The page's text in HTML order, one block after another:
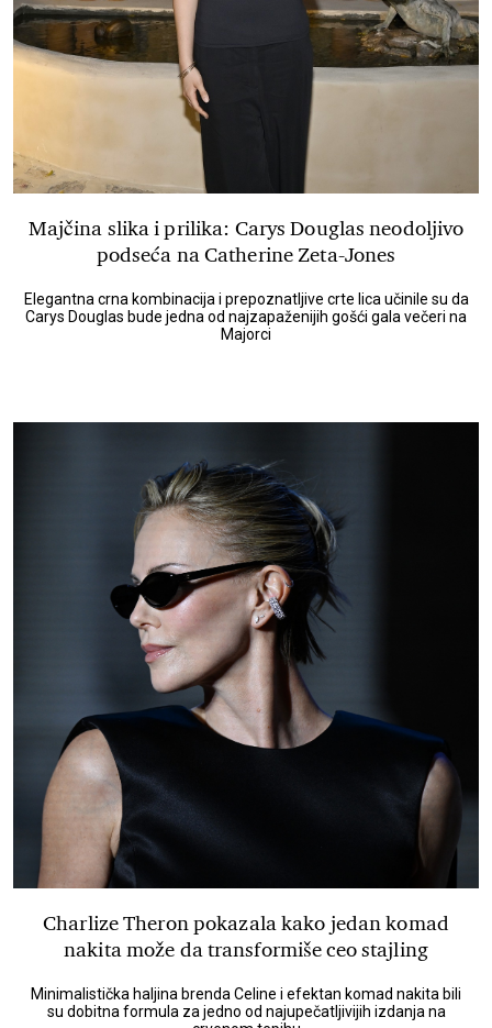
Majčina slika i prilika: Carys Douglas neodoljivo
podseća na Catherine Zeta-Jones
Elegantna crna kombinacija i prepoznatljive crte lica učinile su da
Carys Douglas bude jedna od najzapaženijih gošći gala večeri na
Majorci
Charlize Theron pokazala kako jedan komad
nakita može da transformiše ceo stajling
Minimalistička haljina brenda Celine i efektan komad nakita bili
su dobitna formula za jedno od najupečatljivijih izdanja na